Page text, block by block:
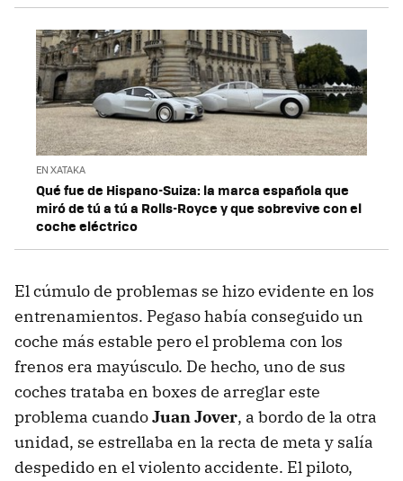
EN XATAKA
Qué fue de Hispano-Suiza: la marca española que
miró de tú a tú a Rolls-Royce y que sobrevive con el
coche eléctrico
El cúmulo de problemas se hizo evidente en los
entrenamientos. Pegaso había conseguido un
coche más estable pero el problema con los
frenos era mayúsculo. De hecho, uno de sus
coches trataba en boxes de arreglar este
problema cuandoJuan Jover, a bordo de la otra
unidad, se estrellaba en la recta de meta y salía
despedido en el violento accidente. El piloto,